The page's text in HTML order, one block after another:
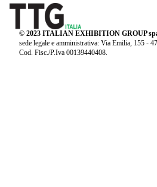
© 2023 ITALIAN EXHIBITION GROUP
sede legale e amministrativa: Via Emilia, 155 -
Cod. Fisc./P.Iva 00139440408.